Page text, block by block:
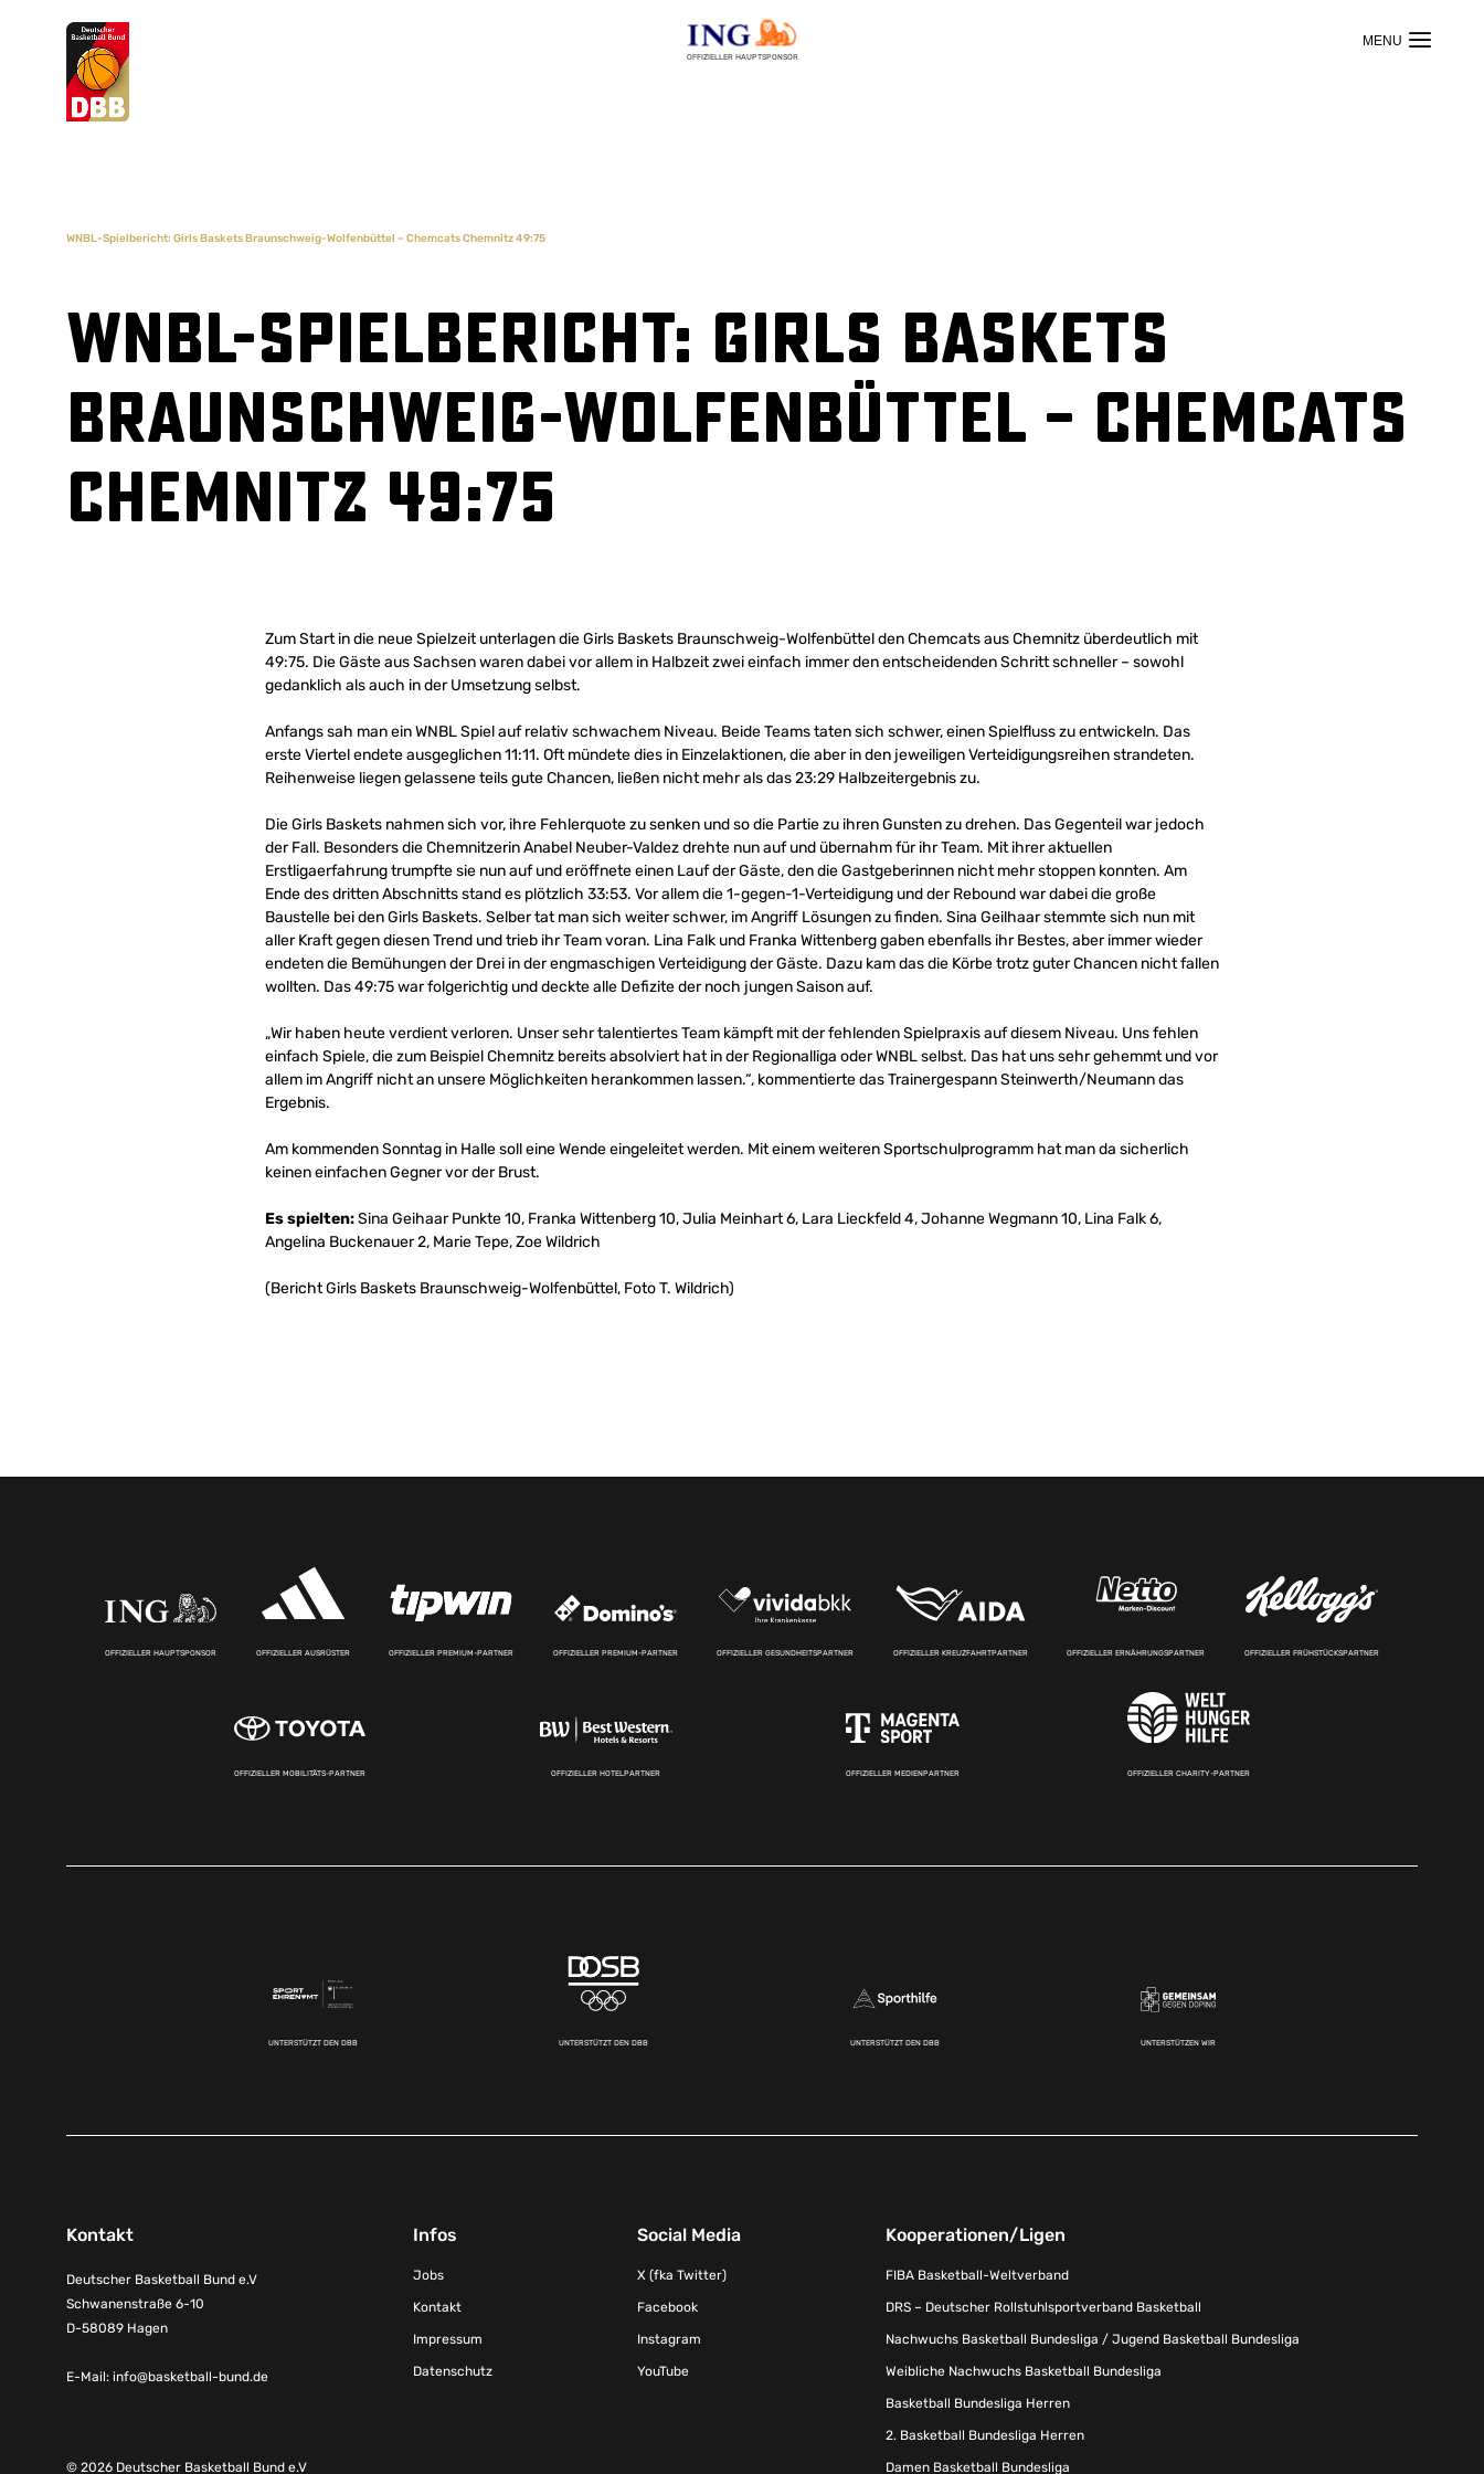
OFFIZIELLER HAUPTSPONSOR
Suchvorschläge
WNBL-Spielbericht: Girls Baskets Braunschweig-Wolfenbüttel – Chemcats Chemnitz 49:75
WNBL-Spielbericht: Girls Baskets
Braunschweig-Wolfenbüttel – Chemcats
Chemnitz 49:75
Zum Start in die neue Spielzeit unterlagen die Girls Baskets Braunschweig-Wolfenbüttel den Chemcats aus Chemnitz überdeutlich mit
49:75. Die Gäste aus Sachsen waren dabei vor allem in Halbzeit zwei einfach immer den entscheidenden Schritt schneller – sowohl
gedanklich als auch in der Umsetzung selbst.
Anfangs sah man ein WNBL Spiel auf relativ schwachem Niveau. Beide Teams taten sich schwer, einen Spielfluss zu entwickeln. Das
erste Viertel endete ausgeglichen 11:11. Oft mündete dies in Einzelaktionen, die aber in den jeweiligen Verteidigungsreihen strandeten.
Reihenweise liegen gelassene teils gute Chancen, ließen nicht mehr als das 23:29 Halbzeitergebnis zu.
Die Girls Baskets nahmen sich vor, ihre Fehlerquote zu senken und so die Partie zu ihren Gunsten zu drehen. Das Gegenteil war jedoch
der Fall. Besonders die Chemnitzerin Anabel Neuber-Valdez drehte nun auf und übernahm für ihr Team. Mit ihrer aktuellen
Erstligaerfahrung trumpfte sie nun auf und eröffnete einen Lauf der Gäste, den die Gastgeberinnen nicht mehr stoppen konnten. Am
Ende des dritten Abschnitts stand es plötzlich 33:53. Vor allem die 1-gegen-1-Verteidigung und der Rebound war dabei die große
Baustelle bei den Girls Baskets. Selber tat man sich weiter schwer, im Angriff Lösungen zu finden. Sina Geilhaar stemmte sich nun mit
aller Kraft gegen diesen Trend und trieb ihr Team voran. Lina Falk und Franka Wittenberg gaben ebenfalls ihr Bestes, aber immer wieder
endeten die Bemühungen der Drei in der engmaschigen Verteidigung der Gäste. Dazu kam das die Körbe trotz guter Chancen nicht fallen
wollten. Das 49:75 war folgerichtig und deckte alle Defizite der noch jungen Saison auf.
„Wir haben heute verdient verloren. Unser sehr talentiertes Team kämpft mit der fehlenden Spielpraxis auf diesem Niveau. Uns fehlen
einfach Spiele, die zum Beispiel Chemnitz bereits absolviert hat in der Regionalliga oder WNBL selbst. Das hat uns sehr gehemmt und vor
allem im Angriff nicht an unsere Möglichkeiten herankommen lassen.“, kommentierte das Trainergespann Steinwerth/Neumann das
Ergebnis.
Am kommenden Sonntag in Halle soll eine Wende eingeleitet werden. Mit einem weiteren Sportschulprogramm hat man da sicherlich
keinen einfachen Gegner vor der Brust.
Es spielten:Sina Geihaar Punkte 10, Franka Wittenberg 10, Julia Meinhart 6, Lara Lieckfeld 4, Johanne Wegmann 10, Lina Falk 6,
Angelina Buckenauer 2, Marie Tepe, Zoe Wildrich
(Bericht Girls Baskets Braunschweig-Wolfenbüttel, Foto T. Wildrich)
OFFIZIELLER HAUPTSPONSOR OFFIZIELLER AUSRÜSTER OFFIZIELLER PREMIUM-PARTNER OFFIZIELLER PREMIUM-PARTNER OFFIZIELLER GESUNDHEITSPARTNER OFFIZIELLER KREUZFAHRTPARTNER OFFIZIELLER ERNÄHRUNGSPARTNER OFFIZIELLER FRÜHSTÜCKSPARTNER
OFFIZIELLER MOBILITÄTS-PARTNER OFFIZIELLER HOTELPARTNER OFFIZIELLER MEDIENPARTNER OFFIZIELLER CHARITY-PARTNER
UNTERSTÜTZT DEN DBB UNTERSTÜTZT DEN DBB UNTERSTÜTZT DEN DBB UNTERSTÜTZEN WIR
Kontakt
Deutscher Basketball Bund e.V
Schwanenstraße 6-10
D-58089 Hagen
E-Mail: info@basketball-bund.de
Infos
Jobs
Kontakt
Impressum
Datenschutz
Social Media
X (fka Twitter)
Facebook
Instagram
YouTube
Kooperationen/Ligen
FIBA Basketball-Weltverband
DRS – Deutscher Rollstuhlsportverband Basketball
Nachwuchs Basketball Bundesliga / Jugend Basketball Bundesliga
Weibliche Nachwuchs Basketball Bundesliga
Basketball Bundesliga Herren
2. Basketball Bundesliga Herren
Damen Basketball Bundesliga
© 2026 Deutscher Basketball Bund e.V